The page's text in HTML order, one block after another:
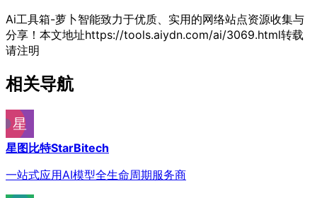
Ai工具箱-萝卜智能致力于优质、实用的网络站点资源收集与
分享！ 本文地址https://tools.aiydn.com/ai/3069.html转载
请注明
相关导航
星图比特StarBitech
一站式应用AI模型全生命周期服务商